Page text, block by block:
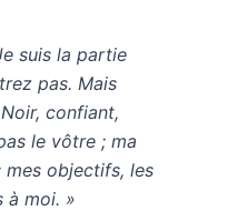
suis la partie
pas. Mais
confiant,
le vôtre ; ma
objectifs, les
à moi. »